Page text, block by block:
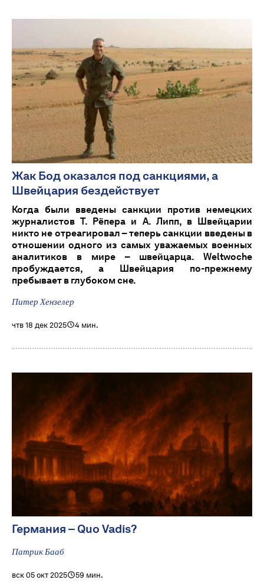
Жак Бод оказался под санкциями, а
Швейцария бездействует
Когда были введены санкции против немецких
журналистов Т. Рёпера и А. Липп, в Швейцарии
никто не отреагировал – теперь санкции введены в
отношении одного из самых уважаемых военных
аналитиков в мире – швейцарца. Weltwoche
пробуждается, а Швейцария по-прежнему
пребывает в глубоком сне.
Питер Хензелер
чтв 18 дек 2025 4 мин.
Германия – Quo Vadis?
Патрик Бааб
вск 05 окт 2025 59 мин.